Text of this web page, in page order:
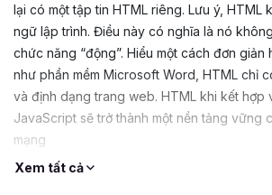
lại có một tập tin HTML riêng. Lưu ý, HTML
ngữ lập trình. Điều này có nghĩa là nó
chức năng “động”. Hiểu một cách đơn
như phần mềm Microsoft Word, HTML chỉ
và định dạng trang web. HTML khi kết hợp
JavaScript sẽ trở thành một nền tảng vững
mạng
Xem tất cả